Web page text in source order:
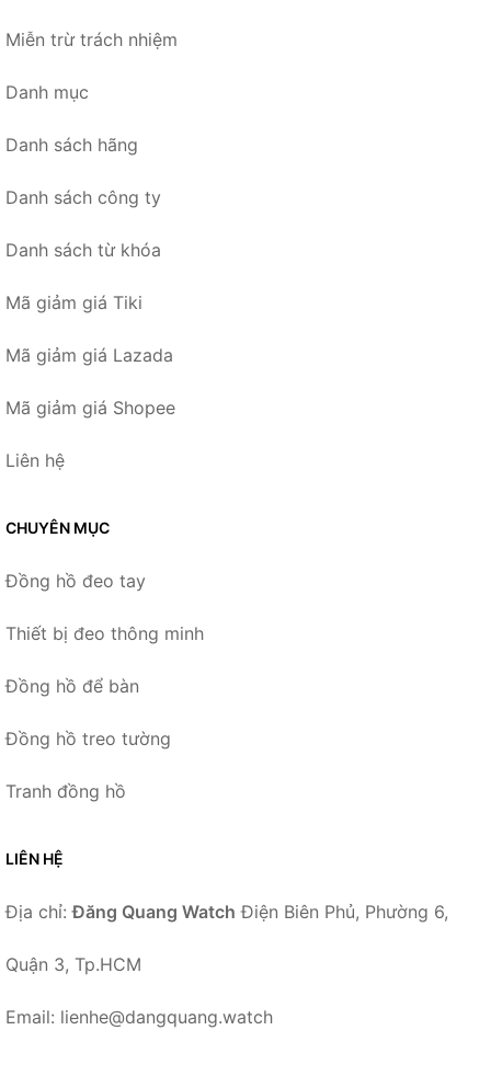
Miễn trừ trách nhiệm
Danh mục
Danh sách hãng
Danh sách công ty
Danh sách từ khóa
Mã giảm giá Tiki
Mã giảm giá Lazada
Mã giảm giá Shopee
Liên hệ
CHUYÊN MỤC
Đồng hồ đeo tay
Thiết bị đeo thông minh
Đồng hồ để bàn
Đồng hồ treo tường
Tranh đồng hồ
LIÊN HỆ
Địa chỉ:Đăng Quang Watch Điện Biên Phủ, Phường 6,
Quận 3, Tp.HCM
Email: lienhe@dangquang.watch